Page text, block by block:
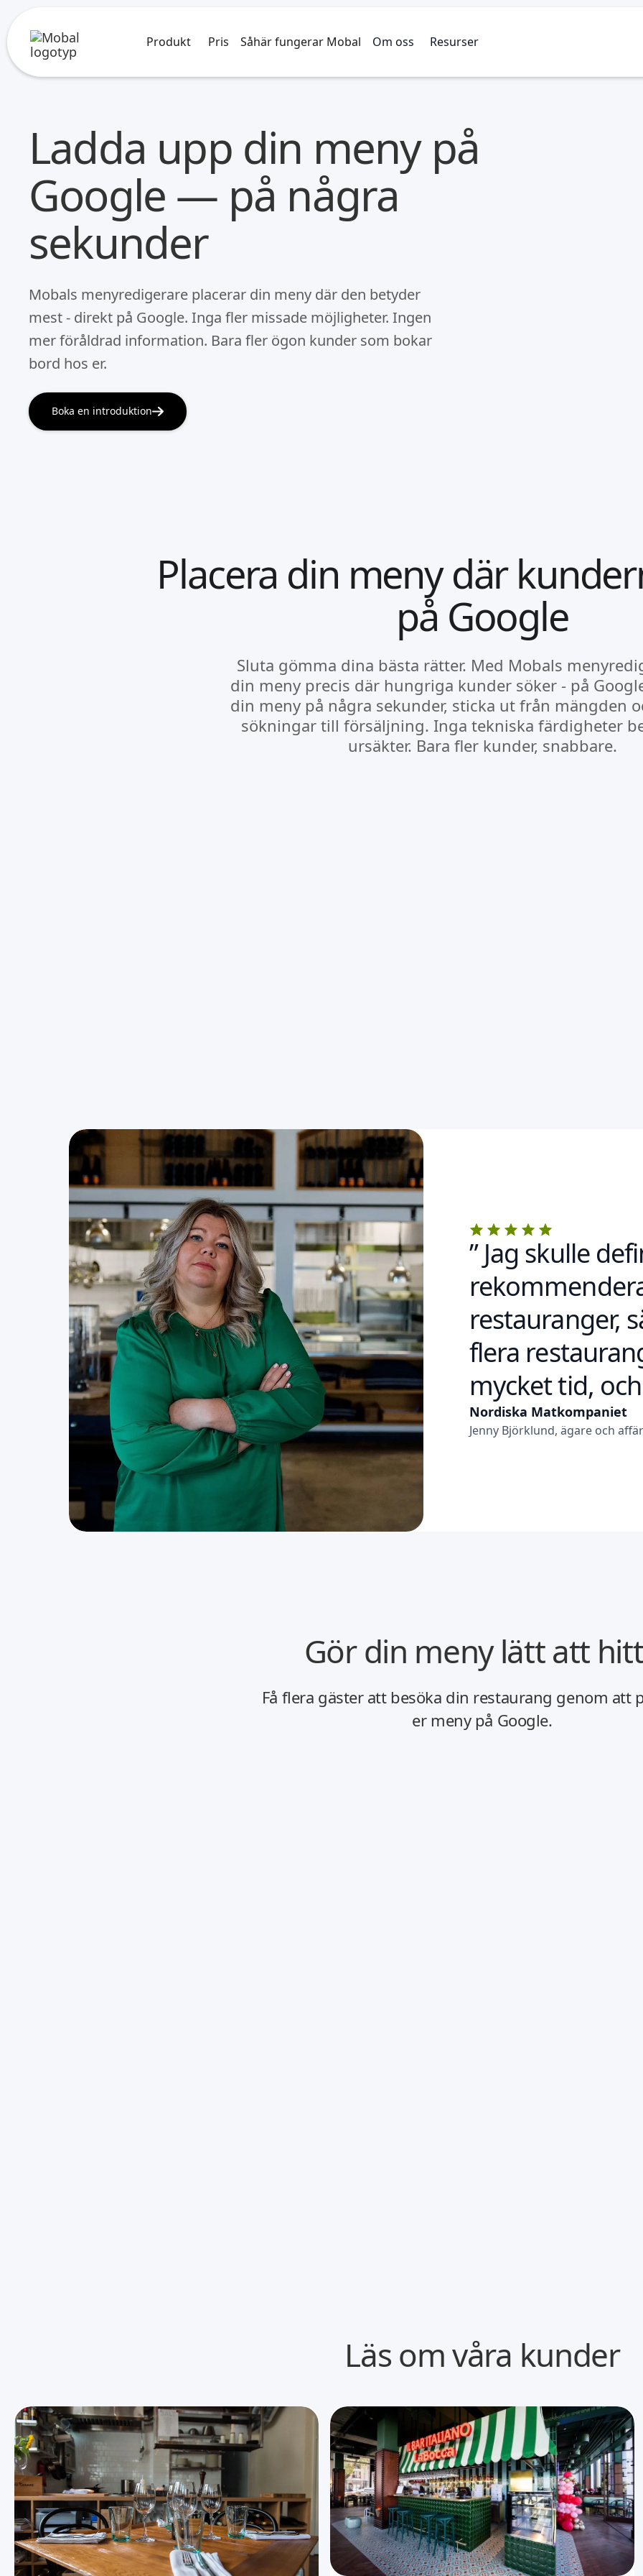
Produkt Pris Såhär fungerar Mobal Om oss Resurser
Ladda upp din meny på
Google — på några
sekunder
Mobals menyredigerare placerar din meny där den betyder
mest - direkt på Google. Inga fler missade möjligheter. Ingen
mer föråldrad information. Bara fler ögon kunder som bokar
bord hos er.
Boka en introduktion
Placera din meny där
på Google
Sluta gömma dina bästa rätter. Med Mobals
din meny precis där hungriga kunder söker - på
din meny på några sekunder, sticka ut från mängden
sökningar till försäljning. Inga tekniska färdigheter
ursäkter. Bara fler kunder, snabbare.
” Jag skulle
restauranger,
flera
mycket tid,
Nordiska Matkompaniet
Jenny Björklund, ägare och
Gör din meny lätt att
Få flera gäster att besöka din restaurang genom att
er meny på Google.
Läs om våra kunder